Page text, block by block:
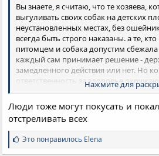
Вы знаете, я считаю, что те хозяева,
выгуливать своих собак на детских
неустановленных местах, без
всегда быть строго наказаны. а те,
питомцем и собака допустим
каждый сам принимает решение -
замедленного действия или нет. Но
ответственность за здоровье
совесть!
Можно понять каждого. Но почему я
1. Слушать лай на лестничной
2. Искать песочницу для ребенка без
3. Боятся ходить по улицам
Нажмите для
Люди тоже могут покусать и
отстреливать всех
С
и
Это понравилось Elena